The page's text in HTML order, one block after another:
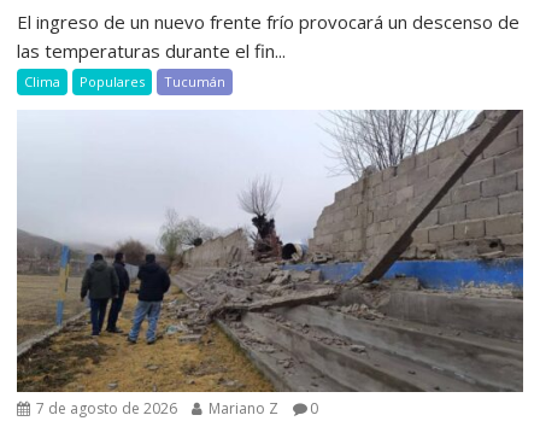
El ingreso de un nuevo frente frío provocará un descenso de
las temperaturas durante el fin...
Clima Populares Tucumán
7 de agosto de 2026 Mariano Z 0